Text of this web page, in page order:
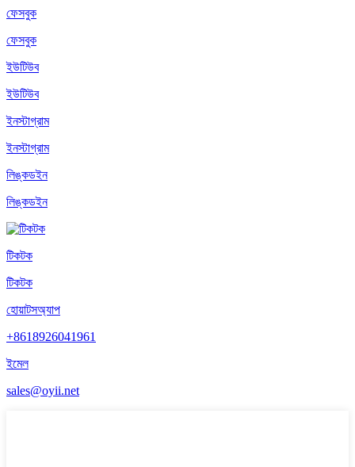
ফেসবুক
ফেসবুক
ইউটিউব
ইউটিউব
ইনস্টাগ্রাম
ইনস্টাগ্রাম
লিঙ্কডইন
লিঙ্কডইন
টিকটক
টিকটক
হোয়াটসঅ্যাপ
+8618926041961
ইমেল
sales@oyii.net